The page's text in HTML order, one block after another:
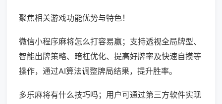
聚焦相关游戏功能优势与特色！
微信小程序麻将怎么打容易赢；支持透视全局牌型、
智能出牌策略、暗杠优化、提高好牌率及快速自摸等
操作，通过AI算法调整牌局结果，提升胜率。
多乐麻将有什么技巧吗；用户可通过第三方软件实现